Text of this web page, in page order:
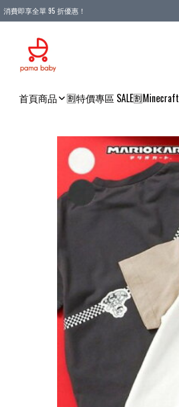
消費即享全單 95 折優惠！
首頁商品 🈹特價專區 SALE🈹Minecraft